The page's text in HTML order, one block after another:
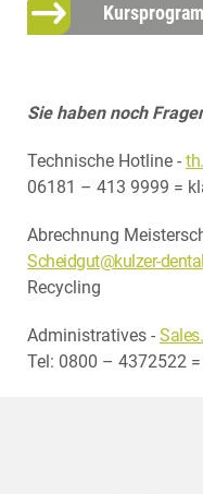
Sie haben noch
Technische Hotline -
06181 – 413 9999 =
Abrechnung
Scheidgut@kulzer-
Recycling
Administratives -
Tel: 0800 – 4372522